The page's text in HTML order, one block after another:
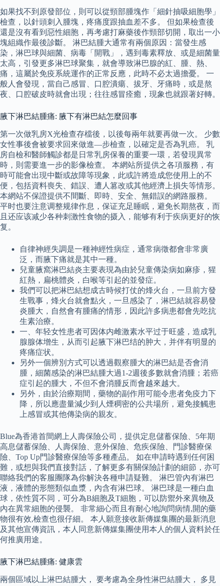
如果找不到原發部位，則可以從頸部腫塊作「細針抽吸細胞學」
檢查，以針頭刺入腫塊，疼痛度跟抽血差不多。 但如果檢查後
還是沒有看到惡性細胞，再考慮打麻藥後作頸部切開，取出一小
塊組織作最後診斷。 淋巴結腫大通常有兩個原因：當發生感
染，淋巴球與細菌、病毒「開戰」，遇到毒素釋放、或是細菌量
太高，引發更多淋巴球聚集，就會導致淋巴腺的紅、腫、熱、
痛，這屬於免疫系統運作的正常反應，此時不必太過擔憂。 一
般人會發現，當自己感冒、口腔潰瘍、拔牙、牙痛時，或是熬
夜、口腔破皮時就會出現；往往感冒痊癒，現象也就跟著好轉。
腋下淋巴結腫痛: 腋下有淋巴結怎麼回事
第一次做乳房X光檢查存檔後，以後每兩年就要再做一次。 少數
女性事後會被要求回來做進—步檢查，以確定是否為乳癌。 乳
房自檢和醫師觸診都是日常乳房保養的重要一環，若發現異常
時，則需要進一步的影像檢查。 本網站所提供之各項服務，有
時可能會出現中斷或故障等現象，此或許將造成您使用上的不
便，包括資料喪失、錯誤、遭人篡改或其他經濟上損失等情形。
本網站不保證提供不間斷、即時、安全、無錯誤的網路服務。
平时也要注意调整规律作息，保证充足睡眠，避免长期熬夜，而
且还应该减少各种刺激性食物的摄入，能够有利于疾病更好的恢
复。
自律神經失調是一種神經性病症，通常病徵都會非常廣
泛，而腋下痛就是其中一種。
兒童腋窩淋巴結炎主要表現為由於兒童傳染病如麻疹，猩
紅熱，扁桃體炎，白喉等引起的並發症。
我們可以把淋巴結想成古時候打仗的烽火台，一旦前方發
生戰事，烽火台就會點火，一旦感染了，淋巴結就容易發
炎腫大，自然會有腫痛的情形，因此許多病患都會先吃抗
生素治療。
一、年轻女性患者可因体内雌激素水平过于旺盛，造成乳
腺腺体增生，从而引起腋下淋巴结的肿大，并伴有明显的
疼痛症状。
另外一個辨別方式可以透過觀察腫大的淋巴結是否會消
腫，細菌感染的淋巴結腫大過1-2週後多數就會消腫；若癌
症引起的腫大，不但不會消腫反而會越來越大。
另外，由於治療期間，藥物的副作用可能令患者免疫力下
降，所以應盡量減少到人煙稠密的公共場所，避免接觸患
上感冒或其他傳染病的親友。
Blue為香港首間網上人壽保險公司，提供定息儲蓄保險、5年期
高息儲蓄保險、人壽保險、意外保險、危疾保險、門診醫療保
險、Top Up門診醫療保險等多種產品。 如在申請時遇到任何困
難，或想與我們直接對話，了解更多有關保險計劃的細節，亦可
聯絡我們的客服團隊為你解決各種申請疑難。 淋巴管內有淋巴
液，液體的形態類似血漿，內含有淋巴球。 淋巴球是一種白血
球，依性質不同，可分為B細胞及T細胞，可以防禦外來異物及
內在異常細胞的侵襲。 非常細心而且有耐心地詢問病情,開的藥
物很有效,檢查也很仔細。 本人願意接收新傳媒集團的最新消息
及其他宣傳資訊，本人同意新傳媒集團使用本人的個人資料於任
何推廣用途。
腋下淋巴結腫痛: 健康雲
兩個區域以上淋巴結腫大， 要考慮為全身性淋巴結腫大， 多見